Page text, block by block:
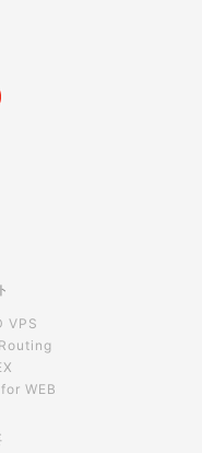
VPS
WEB